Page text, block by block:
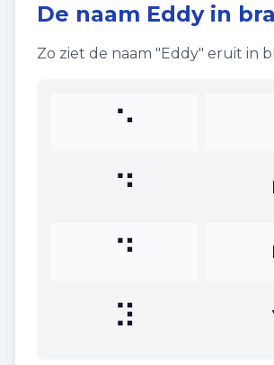
De naam Eddyin
Zo ziet de naam "Eddy" eruit in
⠑
⠙
⠙
⠽